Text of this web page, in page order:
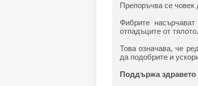
Препоръчва се
Фибрите
отпадъците от тялото.
Това означава, че
да подобрите и
Поддържа здравето